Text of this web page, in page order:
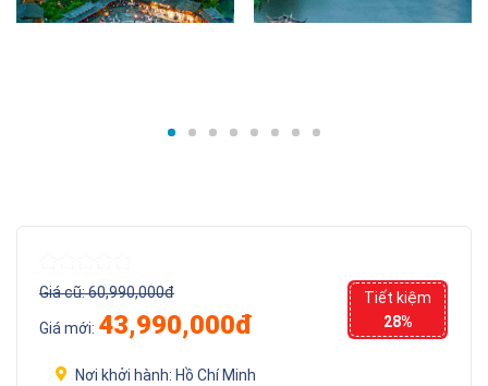
Giá cũ:60,990,000đ
Giá mới: 43,990,000đ
Tiết kiệm
28%
Nơi khởi hành: Hồ Chí Minh